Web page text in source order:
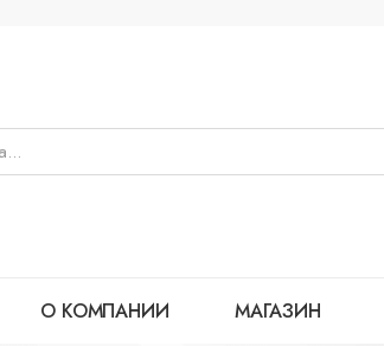
О КОМПАНИИ МАГАЗИН